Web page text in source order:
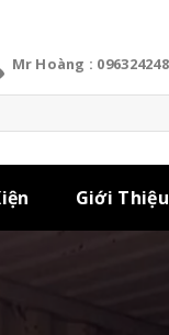
Mr Hoàng :
Giới Thiệu